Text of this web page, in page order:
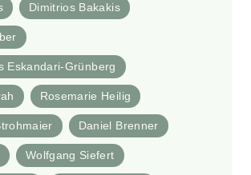
Dimitrios Bakakis
Eskandari-Grünberg
Rosemarie Heilig
Daniel Brenner
Wolfgang Siefert